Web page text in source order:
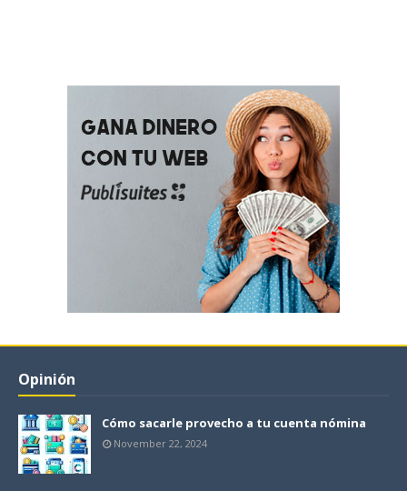
Opinión
Cómo sacarle provecho a tu cuenta nómina
November 22, 2024